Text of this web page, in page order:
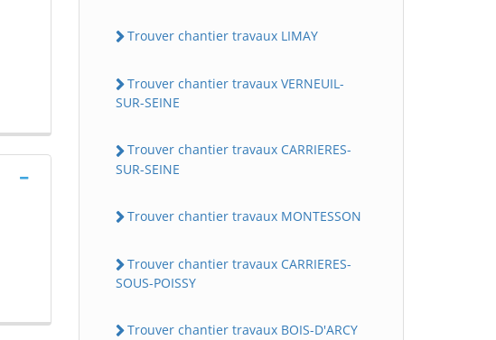
Trouver chantier travaux LIMAY
Trouver chantier travaux VERNEUIL-
SUR-SEINE
Trouver chantier travaux CARRIERES-
SUR-SEINE
Trouver chantier travaux MONTESSON
Trouver chantier travaux CARRIERES-
SOUS-POISSY
Trouver chantier travaux BOIS-D'ARCY